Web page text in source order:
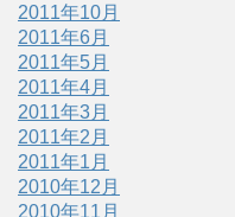
2011年10月
2011年6月
2011年5月
2011年4月
2011年3月
2011年2月
2011年1月
2010年12月
2010年11月